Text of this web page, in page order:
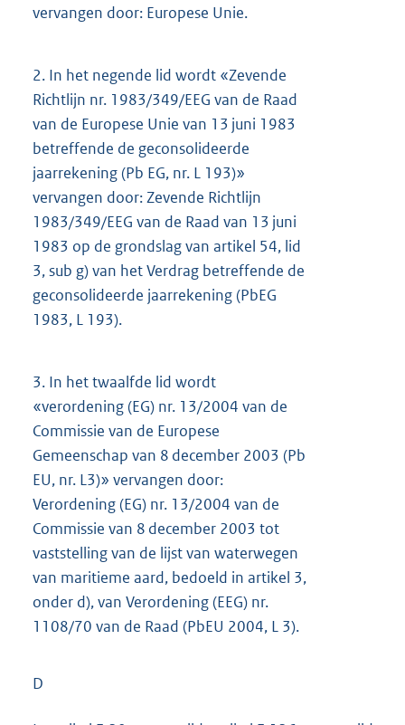
vervangen door: Europese Unie.
2. In het negende lid wordt «Zevende
Richtlijn nr. 1983/349/EEG van de Raad
van de Europese Unie van 13 juni 1983
betreffende de geconsolideerde
jaarrekening (Pb EG, nr. L 193)»
vervangen door: Zevende Richtlijn
1983/349/EEG van de Raad van 13 juni
1983 op de grondslag van artikel 54, lid
3, sub g) van het Verdrag betreffende de
geconsolideerde jaarrekening (PbEG
1983, L 193).
3. In het twaalfde lid wordt
«verordening (EG) nr. 13/2004 van de
Commissie van de Europese
Gemeenschap van 8 december 2003 (Pb
EU, nr. L3)» vervangen door:
Verordening (EG) nr. 13/2004 van de
Commissie van 8 december 2003 tot
vaststelling van de lijst van waterwegen
van maritieme aard, bedoeld in artikel 3,
onder d), van Verordening (EEG) nr.
1108/70 van de Raad (PbEU 2004, L 3).
D